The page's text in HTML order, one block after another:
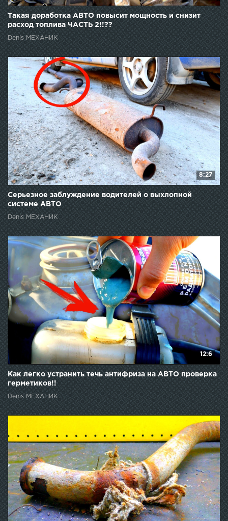
Такая доработка АВТО повысит мощность и снизит
расход топлива ЧАСТЬ 2!!??
Denis МЕХАНИК
8:27
Серьезное заблуждение водителей о выхлопной
системе АВТО
Denis МЕХАНИК
12:6
Как легко устранить течь антифриза на АВТО проверка
герметиков!!
Denis МЕХАНИК